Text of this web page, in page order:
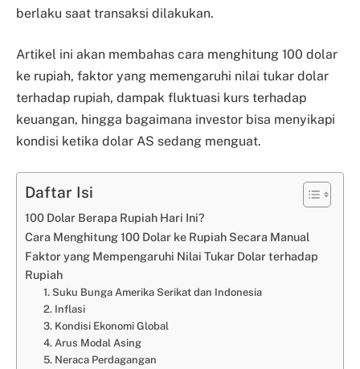
berlaku saat transaksi dilakukan.
Artikel ini akan membahas cara menghitung 100 dolar
ke rupiah, faktor yang memengaruhi nilai tukar dolar
terhadap rupiah, dampak fluktuasi kurs terhadap
keuangan, hingga bagaimana investor bisa menyikapi
kondisi ketika dolar AS sedang menguat.
Daftar Isi
100 Dolar Berapa Rupiah Hari Ini?
Cara Menghitung 100 Dolar ke Rupiah Secara Manual
Faktor yang Mempengaruhi Nilai Tukar Dolar terhadap
Rupiah
1. Suku Bunga Amerika Serikat dan Indonesia
2. Inflasi
3. Kondisi Ekonomi Global
4. Arus Modal Asing
5. Neraca Perdagangan